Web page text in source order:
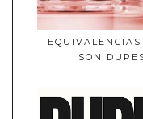
SON